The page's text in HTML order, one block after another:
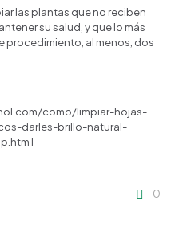
las plantas que no reciben
su salud, y que lo más
procedimiento, al menos, dos
como/limpiar-hojas-
darles-brillo-natural-
l
0